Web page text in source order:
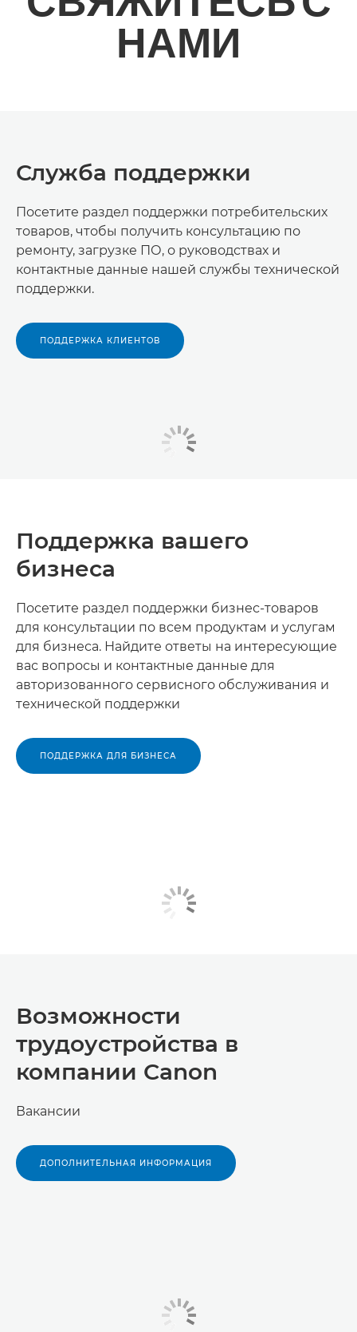
НАМИ
Служба поддержки
Посетите раздел поддержки потребительских
товаров, чтобы получить консультацию по
ремонту, загрузке ПО, о руководствах и
контактные данные нашей службы технической
поддержки.
ПОДДЕРЖКА КЛИЕНТОВ
Поддержка вашего
бизнеса
Посетите раздел поддержки бизнес-товаров
для консультации по всем продуктам и услугам
для бизнеса. Найдите ответы на интересующие
вас вопросы и контактные данные для
авторизованного сервисного обслуживания и
технической поддержки
ПОДДЕРЖКА ДЛЯ БИЗНЕСА
Возможности
трудоустройства в
компании Canon
Вакансии
ДОПОЛНИТЕЛЬНАЯ ИНФОРМАЦИЯ